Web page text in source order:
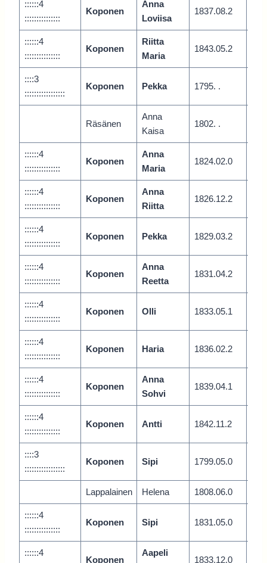
::::::4
:::::::::::::::
Koponen
Anna
Loviisa
1837.08.2
::::::4
:::::::::::::::
Koponen
Riitta
Maria
1843.05.2
::::3
:::::::::::::::::
Koponen Pekka 1795. .
Räsänen
Anna
Kaisa
1802. .
::::::4
:::::::::::::::
Koponen
Anna
Maria
1824.02.0
::::::4
:::::::::::::::
Koponen
Anna
Riitta
1826.12.2
::::::4
:::::::::::::::
Koponen Pekka 1829.03.2
::::::4
:::::::::::::::
Koponen
Anna
Reetta
1831.04.2
::::::4
:::::::::::::::
Koponen Olli 1833.05.1
::::::4
:::::::::::::::
Koponen Haria 1836.02.2
::::::4
:::::::::::::::
Koponen
Anna
Sohvi
1839.04.1
::::::4
:::::::::::::::
Koponen Antti 1842.11.2
::::3
:::::::::::::::::
Koponen Sipi 1799.05.0
Lappalainen Helena 1808.06.0
::::::4
:::::::::::::::
Koponen Sipi 1831.05.0
::::::4
Koponen
Aapeli
1833.12.0